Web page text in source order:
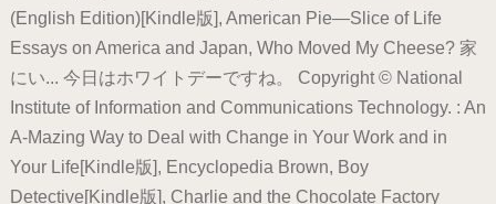
(English Edition)[Kindle版], American Pie―Slice of Life
Essays on America and Japan, Who Moved My Cheese? 家
にい... 今日はホワイトデーですね。 Copyright © National
Institute of Information and Communications Technology. : An
A-Mazing Way to Deal with Change in Your Work and in
Your Life[Kindle版], Encyclopedia Brown, Boy
Detective[Kindle版], Charlie and the Chocolate Factory